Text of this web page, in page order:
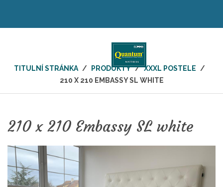
TITULNÍ STRÁNKA / PRODUKTY / XXXL POSTELE
/
210 X 210 EMBASSY SL WHITE
210 x 210 Embassy SL white